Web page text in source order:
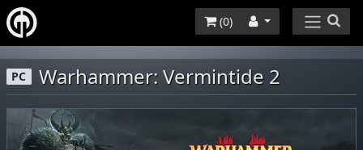
(0)
PC Warhammer: Vermintide 2